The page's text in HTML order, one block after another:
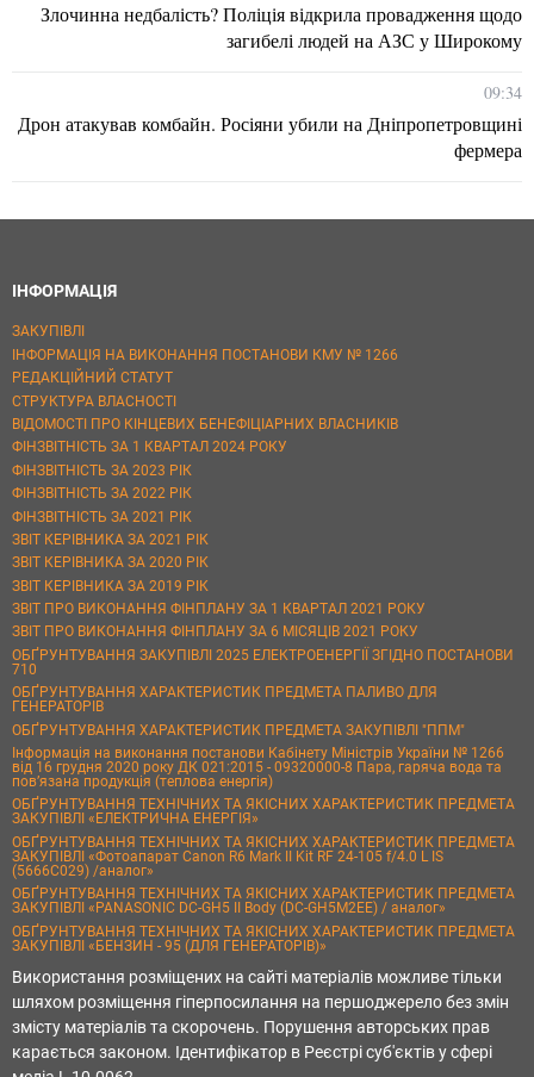
Злочинна недбалість? Поліція відкрила провадження щодо
загибелі людей на АЗС у Широкому
09:34
Дрон атакував комбайн. Росіяни убили на Дніпропетровщині
фермера
ІНФОРМАЦІЯ
ЗАКУПІВЛІ
ІНФОРМАЦІЯ НА ВИКОНАННЯ ПОСТАНОВИ КМУ № 1266
РЕДАКЦІЙНИЙ СТАТУТ
СТРУКТУРА ВЛАСНОСТІ
ВІДОМОСТІ ПРО КІНЦЕВИХ БЕНЕФІЦІАРНИХ ВЛАСНИКІВ
ФІНЗВІТНІСТЬ ЗА 1 КВАРТАЛ 2024 РОКУ
ФІНЗВІТНІСТЬ ЗА 2023 РІК
ФІНЗВІТНІСТЬ ЗА 2022 РІК
ФІНЗВІТНІСТЬ ЗА 2021 РІК
ЗВІТ КЕРІВНИКА ЗА 2021 РІК
ЗВІТ КЕРІВНИКА ЗА 2020 РІК
ЗВІТ КЕРІВНИКА ЗА 2019 РІК
ЗВІТ ПРО ВИКОНАННЯ ФІНПЛАНУ ЗА 1 КВАРТАЛ 2021 РОКУ
ЗВІТ ПРО ВИКОНАННЯ ФІНПЛАНУ ЗА 6 МІСЯЦІВ 2021 РОКУ
ОБҐРУНТУВАННЯ ЗАКУПІВЛІ 2025 ЕЛЕКТРОЕНЕРГІЇ ЗГІДНО ПОСТАНОВИ
710
ОБҐРУНТУВАННЯ ХАРАКТЕРИСТИК ПРЕДМЕТА ПАЛИВО ДЛЯ
ГЕНЕРАТОРІВ
ОБҐРУНТУВАННЯ ХАРАКТЕРИСТИК ПРЕДМЕТА ЗАКУПІВЛІ "ППМ"
Інформація на виконання постанови Кабінету Міністрів України № 1266
від 16 грудня 2020 року ДК 021:2015 - 09320000-8 Пара, гаряча вода та
пов’язана продукція (теплова енергія)
ОБҐРУНТУВАННЯ ТЕХНІЧНИХ ТА ЯКІСНИХ ХАРАКТЕРИСТИК ПРЕДМЕТА
ЗАКУПІВЛІ «ЕЛЕКТРИЧНА ЕНЕРГІЯ»
ОБҐРУНТУВАННЯ ТЕХНІЧНИХ ТА ЯКІСНИХ ХАРАКТЕРИСТИК ПРЕДМЕТА
ЗАКУПІВЛІ «Фотоапарат Canon R6 Mark II Kit RF 24-105 f/4.0 L IS
(5666C029) /аналог»
ОБҐРУНТУВАННЯ ТЕХНІЧНИХ ТА ЯКІСНИХ ХАРАКТЕРИСТИК ПРЕДМЕТА
ЗАКУПІВЛІ «PANASONIC DC-GH5 II Body (DC-GH5M2EE) / аналог»
ОБҐРУНТУВАННЯ ТЕХНІЧНИХ ТА ЯКІСНИХ ХАРАКТЕРИСТИК ПРЕДМЕТА
ЗАКУПІВЛІ «БЕНЗИН - 95 (ДЛЯ ГЕНЕРАТОРІВ)»
Використання розміщених на сайті матеріалів можливе тільки
шляхом розміщення гіперпосилання на першоджерело без змін
змісту матеріалів та скорочень. Порушення авторських прав
карається законом. Ідентифікатор в Реєстрі суб'єктів у сфері